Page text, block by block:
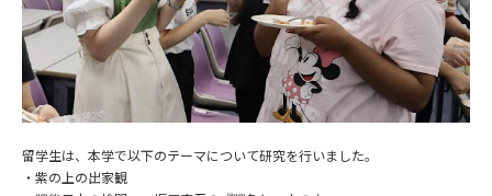
留学生は、本学で以下のテーマについて研究を行いました。
・紫の上の出家観